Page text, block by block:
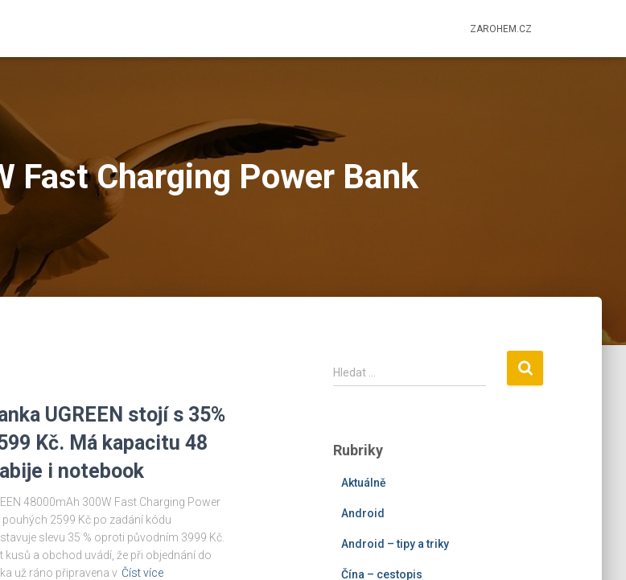
ZAROHEM.CZ
Fast Charging Power Bank
UGREEN stojí s 35%
Kč. Má kapacitu 48
i notebook
48000mAh 300W Fast Charging Power
pouhých 2599 Kč po zadání kódu
slevu 35 % oproti původním 3999 Kč.
kusů a obchod uvádí, že při objednání do
už ráno připravena v Číst více
V
y
d
Hledat …
Rubriky
Aktuálně
Android
Android – tipy a triky
Čína – cestopis